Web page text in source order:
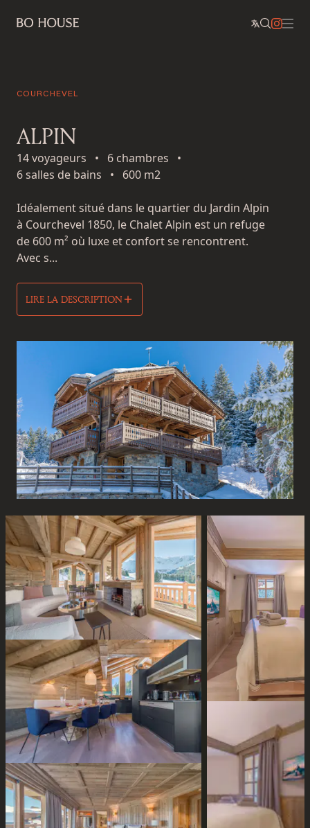
COURCHEVEL
ALPIN
14 voyageurs • 6 chambres
•
6 salles de bains
• 600 m2
Idéalement situé dans le quartier du Jardin Alpin
à Courchevel 1850, le Chalet Alpin est un refuge
de 600 m² où luxe et confort se rencontrent.
Avec s...
LIRE LA DESCRIPTION